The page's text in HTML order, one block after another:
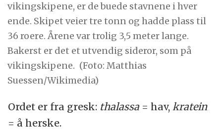
vikingskipene, er de buede stavnene i hver
ende. Skipet veier tre tonn og hadde plass til
36 roere. Årene var trolig 3,5 meter lange.
Bakerst er det et utvendig sideror, som på
vikingskipene. (Foto: Matthias
Suessen/Wikimedia)
Ordet er fra gresk: thalassa= hav, kratein
= å herske.